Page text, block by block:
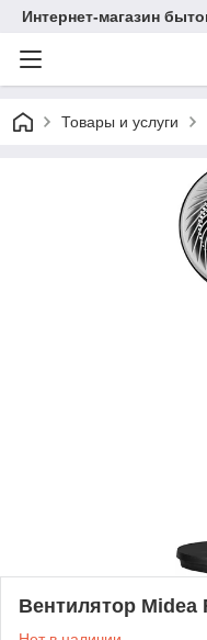
Интернет-магазин
Товары и услуги
Вентилятор Midea